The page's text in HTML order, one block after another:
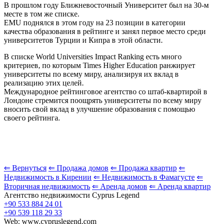
В прошлом году Ближневосточный Университет был на 30-м
месте в том же списке.
EMU поднялся в этом году на 23 позиции в категории
качества образования в рейтинге и занял первое место среди
университетов Турции и Кипра в этой области.
В списке World Universities Impact Ranking есть много
критериев, по которым Times Higher Education ранжирует
университеты по всему миру, анализируя их вклад в
реализацию этих целей.
Международное рейтинговое агентство со штаб-квартирой в
Лондоне стремится поощрять университеты по всему миру
вносить свой вклад в улучшение образования с помощью
своего рейтинга.
⇐ Вернуться ⇐ Продажа домов ⇐ Продажа квартир ⇐
Недвижимость в Кирении ⇐ Недвижимость в Фамагусте ⇐
Вторичная недвижимость ⇐ Аренда домов ⇐ Аренда квартир
Агентство недвижимости Cyprus Legend
+90 533 884 24 01
+90 539 118 29 33
Web: www.cypruslegend.com